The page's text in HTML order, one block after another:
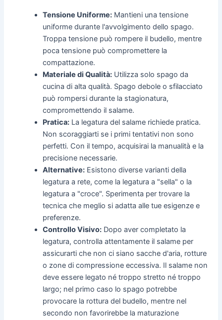
Tensione Uniforme: Mantieni una tensione
uniforme durante l'avvolgimento dello spago.
Troppa tensione può rompere il budello, mentre
poca tensione può compromettere la
compattazione.
Materiale di Qualità: Utilizza solo spago da
cucina di alta qualità. Spago debole o sfilacciato
può rompersi durante la stagionatura,
compromettendo il salame.
Pratica: La legatura del salame richiede pratica.
Non scoraggiarti se i primi tentativi non sono
perfetti. Con il tempo, acquisirai la manualità e la
precisione necessarie.
Alternative: Esistono diverse varianti della
legatura a rete, come la legatura a "sella" o la
legatura a "croce". Sperimenta per trovare la
tecnica che meglio si adatta alle tue esigenze e
preferenze.
Controllo Visivo: Dopo aver completato la
legatura, controlla attentamente il salame per
assicurarti che non ci siano sacche d'aria, rotture
o zone di compressione eccessiva. Il salame non
deve essere legato né troppo stretto né troppo
largo; nel primo caso lo spago potrebbe
provocare la rottura del budello, mentre nel
secondo non favorirebbe la maturazione